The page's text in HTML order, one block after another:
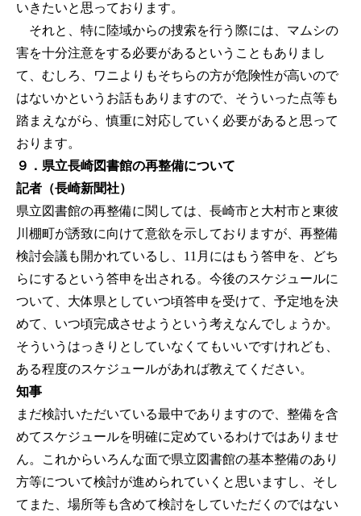
いきたいと思っております。
それと、特に陸域からの捜索を行う際には、マムシの
害を十分注意をする必要があるということもありまし
て、むしろ、ワニよりもそちらの方が危険性が高いので
はないかというお話もありますので、そういった点等も
踏まえながら、慎重に対応していく必要があると思って
おります。
９．県立長崎図書館の再整備について
記者（長崎新聞社）
県立図書館の再整備に関しては、長崎市と大村市と東彼
川棚町が誘致に向けて意欲を示しておりますが、再整備
検討会議も開かれているし、11月にはもう答申を、どち
らにするという答申を出される。今後のスケジュールに
ついて、大体県としていつ頃答申を受けて、予定地を決
めて、いつ頃完成させようという考えなんでしょうか。
そういうはっきりとしていなくてもいいですけれども、
ある程度のスケジュールがあれば教えてください。
知事
まだ検討いただいている最中でありますので、整備を含
めてスケジュールを明確に定めているわけではありませ
ん。これからいろんな面で県立図書館の基本整備のあり
方等について検討が進められていくと思いますし、そし
てまた、場所等も含めて検討をしていただくのではない